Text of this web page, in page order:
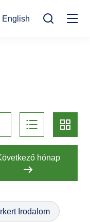
English
card
hónap
Irodalom